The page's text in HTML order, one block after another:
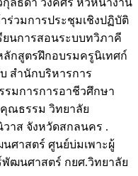
กุลธิดา วงค์ศรี หัวหน้างาน
ร่วมการประชุมเชิงปฏิบัติ
ยนการสอนระบบทวิภาคี
กสูตรฝึกอบรมครูนิเทศก์
สำนักบริหารการ
มการการอาชีวศึกษา
ณธรรม วิทยาลัย
าส จังหวัดสกลนคร .
ศาสตร์ ศูนย์บ่มเพาะผู้
ฒนศาสตร์ กยศ.วิทยาลัย